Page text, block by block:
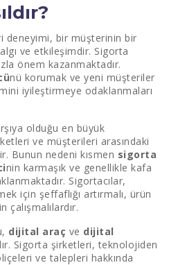
deneyimi, bir müşterinin bir
ve etkileşimdir. Sigorta
önem kazanmaktadır.
nü korumak ve yeni müşteriler
iyileştirmeye odaklanmaları
olduğu en büyük
ve müşterileri arasındaki
Bunun nedeni kısmen sigorta
nin karmaşık ve genellikle kafa
Sigortacılar,
için şeffaflığı artırmalı, ürün
dijital araç ve dijital
Sigorta şirketleri, teknolojiden
ve talepleri hakkında